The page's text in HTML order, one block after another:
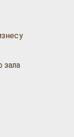
зала